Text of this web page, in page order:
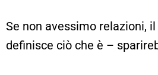
Se non avessimo relazioni,
definisce ciò che è –